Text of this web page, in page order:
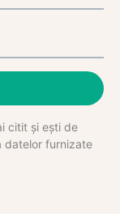
citit și ești de
datelor furnizate